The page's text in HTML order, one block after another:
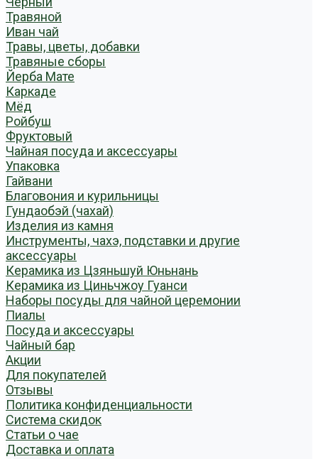
Травяной
Иван чай
Травы, цветы, добавки
Травяные сборы
Йерба Мате
Каркаде
Мёд
Ройбуш
Фруктовый
Чайная посуда и аксессуары
Упаковка
Гайвани
Благовония и курильницы
Гундаобэй (чахай)
Изделия из камня
Инструменты, чахэ, подставки и другие
аксессуары
Керамика из Цзяньшуй Юньнань
Керамика из Циньчжоу Гуанси
Наборы посуды для чайной церемонии
Пиалы
Посуда и аксессуары
Чайный бар
Акции
Для покупателей
Отзывы
Политика конфиденциальности
Система скидок
Статьи о чае
Доставка и оплата